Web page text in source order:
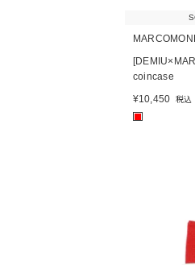
coincase
¥10,450 税込
■